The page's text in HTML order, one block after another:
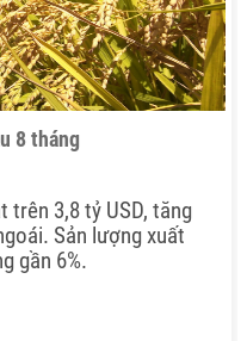
8 tháng
trên 3,8 tỷ USD, tăng
Sản lượng xuất
gần 6%.